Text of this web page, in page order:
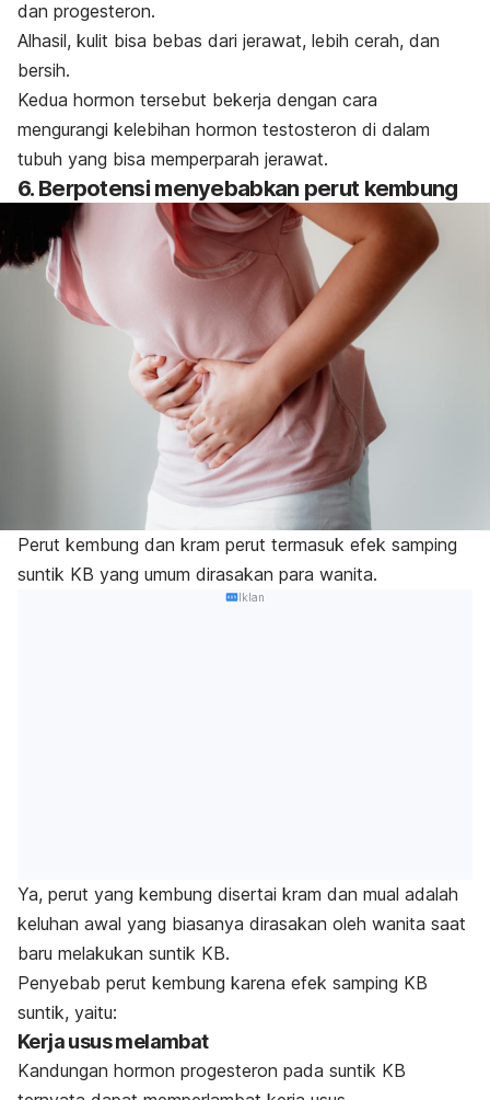
dan progesteron.
Alhasil, kulit bisa bebas dari jerawat, lebih cerah, dan
bersih.
Kedua hormon tersebut bekerja dengan cara
mengurangi kelebihan hormon testosteron di dalam
tubuh yang bisa memperparah jerawat.
6. Berpotensi menyebabkan perut kembung
Perut kembung dan kram perut termasuk efek samping
suntik KB yang umum dirasakan para wanita.
Iklan
Ya, perut yang kembung disertai kram dan mual adalah
keluhan awal yang biasanya dirasakan oleh wanita saat
baru melakukan suntik KB.
Penyebab perut kembung karena efek samping KB
suntik, yaitu:
Kerja usus melambat
Kandungan hormon progesteron pada suntik KB